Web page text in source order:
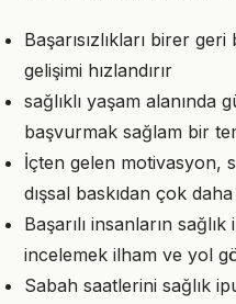
Başarısızlıkları birer
gelişimi hızlandırır
sağlıklı yaşam alanında
başvurmak sağlam bir
İçten gelen motivasyon,
dışsal baskıdan çok
Başarılı insanların sağlık
incelemek ilham ve yol
Sabah saatlerini sağlık